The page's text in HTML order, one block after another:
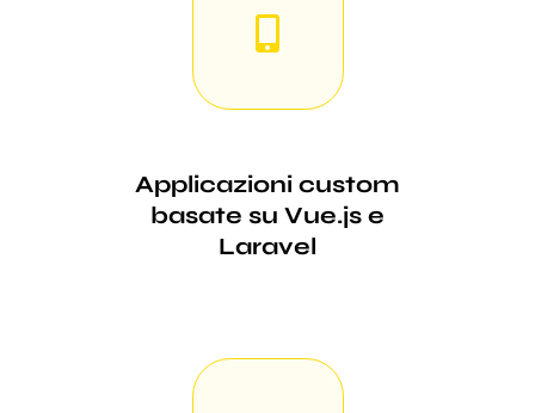
Applicazioni custom
basate su Vue.js e
Laravel